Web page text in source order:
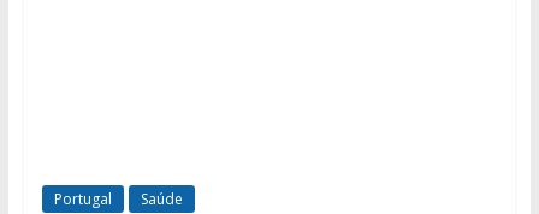
Portugal Saúde